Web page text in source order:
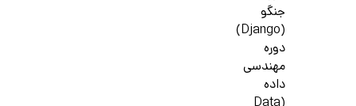
جنگو
(Django)
دوره
مهندسی
داده